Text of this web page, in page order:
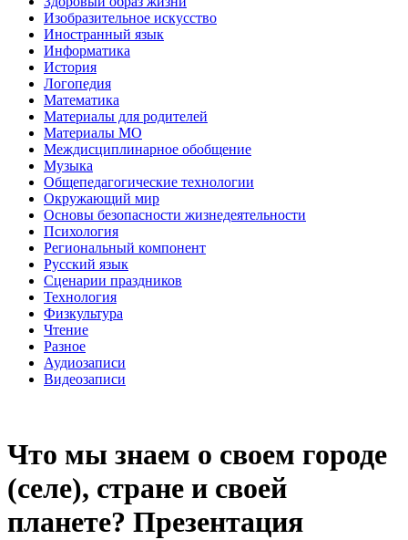
Изобразительное искусство
Иностранный язык
Информатика
История
Логопедия
Математика
Материалы для родителей
Материалы МО
Междисциплинарное обобщение
Музыка
Общепедагогические технологии
Окружающий мир
Основы безопасности жизнедеятельности
Психология
Региональный компонент
Русский язык
Сценарии праздников
Технология
Физкультура
Чтение
Разное
Аудиозаписи
Видеозаписи
Что мы знаем о своем городе
(селе), стране и своей
планете? Презентация